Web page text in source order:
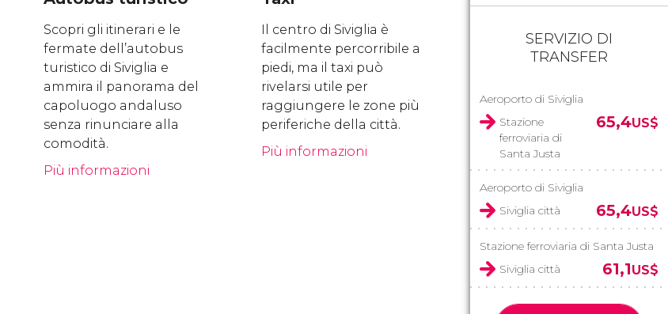
Scopri gli itinerari e le
fermate dell’autobus
turistico di Siviglia e
ammira il panorama del
capoluogo andaluso
senza rinunciare alla
comodità.
Più informazioni
Il centro di Siviglia è
facilmente percorribile a
piedi, ma il taxi può
rivelarsi utile per
raggiungere le zone più
periferiche della città.
Più informazioni
SERVIZIO DI
TRANSFER
Aeroporto di Siviglia
Stazione
ferroviaria di
Santa Justa
65,4US$
Aeroporto di Siviglia
Siviglia città
65,4US$
Stazione ferroviaria di Santa Justa
Siviglia città
61,1US$